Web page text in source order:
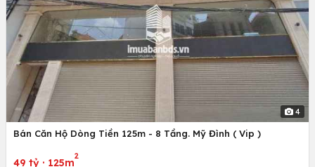
4
Bán Căn Hộ Dòng Tiền 125m - 8 Tầng. Mỹ Đình ( Vip )
49 tỷ · 125m
2